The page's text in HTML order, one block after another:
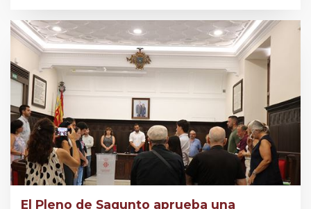
El Pleno de Sagunto aprueba una